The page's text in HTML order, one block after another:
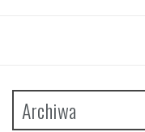
Archiwa